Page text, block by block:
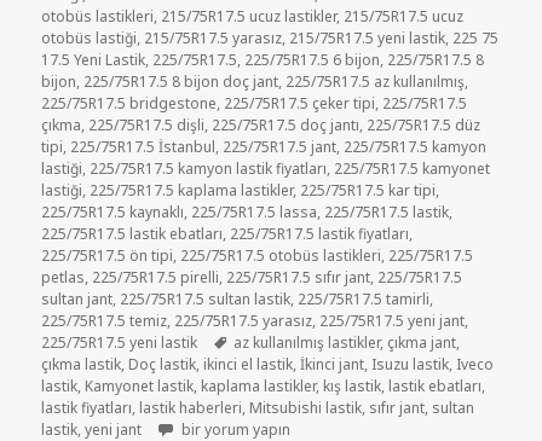
otobüs lastikleri, 215/75R17.5 ucuz lastikler, 215/75R17.5 ucuz
otobüs lastiği, 215/75R17.5 yarasız, 215/75R17.5 yeni lastik, 225 75
17.5 Yeni Lastik, 225/75R17.5, 225/75R17.5 6 bijon, 225/75R17.5 8
bijon, 225/75R17.5 8 bijon doç jant, 225/75R17.5 az kullanılmış,
225/75R17.5 bridgestone, 225/75R17.5 çeker tipi, 225/75R17.5
çıkma, 225/75R17.5 dişli, 225/75R17.5 doç jantı, 225/75R17.5 düz
tipi, 225/75R17.5 İstanbul, 225/75R17.5 jant, 225/75R17.5 kamyon
lastiği, 225/75R17.5 kamyon lastik fiyatları, 225/75R17.5 kamyonet
lastiği, 225/75R17.5 kaplama lastikler, 225/75R17.5 kar tipi,
225/75R17.5 kaynaklı, 225/75R17.5 lassa, 225/75R17.5 lastik,
225/75R17.5 lastik ebatları, 225/75R17.5 lastik fiyatları,
225/75R17.5 ön tipi, 225/75R17.5 otobüs lastikleri, 225/75R17.5
petlas, 225/75R17.5 pirelli, 225/75R17.5 sıfır jant, 225/75R17.5
sultan jant, 225/75R17.5 sultan lastik, 225/75R17.5 tamirli,
225/75R17.5 temiz, 225/75R17.5 yarasız, 225/75R17.5 yeni jant,
225/75R17.5 yeni lastik
Etiketler
az kullanılmış lastikler, çıkma jant,
çıkma lastik, Doç lastik, ikinci el lastik,İkinci jant, Isuzu lastik, Iveco
lastik, Kamyonet lastik, kaplama lastikler, kış lastik, lastik ebatları,
lastik fiyatları, lastik haberleri, Mitsubishi lastik, sıfır jant, sultan
lastik,yeni jant 215/75R17.5 VE 225/75R17.5 DİŞLİ LASTİKLER için
bir yorum yapın